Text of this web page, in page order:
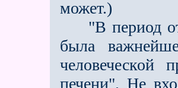
может.)
"В период от
была
человеческой
печени". Не